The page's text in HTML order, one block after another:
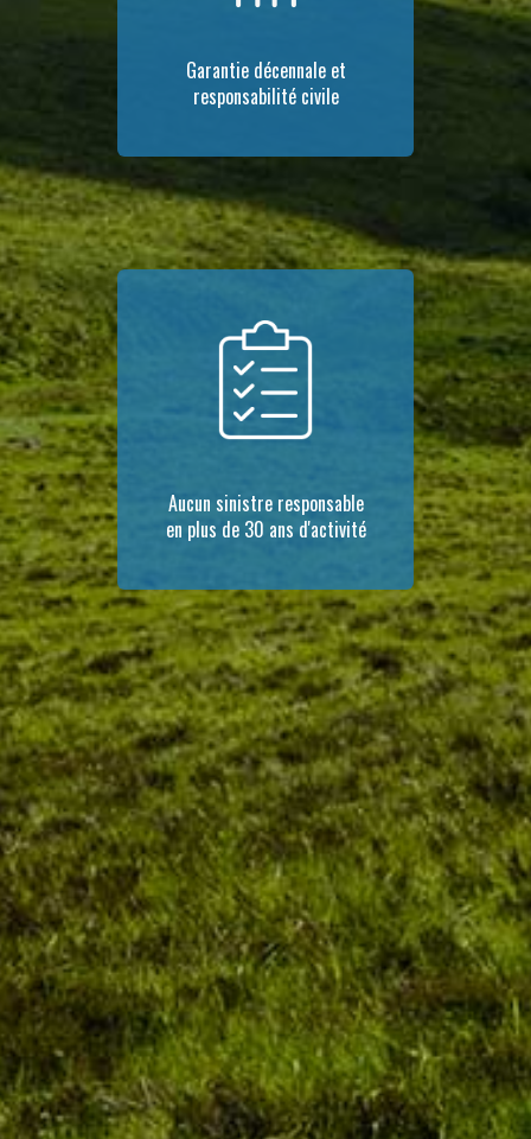
Garantie décennale et
responsabilité civile
Aucun sinistre responsable
en plus de 30 ans d'activité